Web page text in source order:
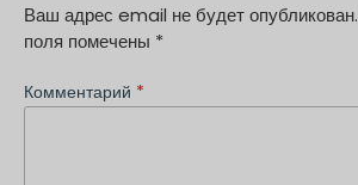
Ваш адрес email не будет опубликован.
поля помечены *
Комментарий *